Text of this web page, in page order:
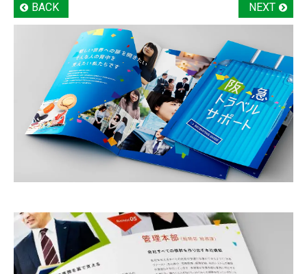
BACK NEXT